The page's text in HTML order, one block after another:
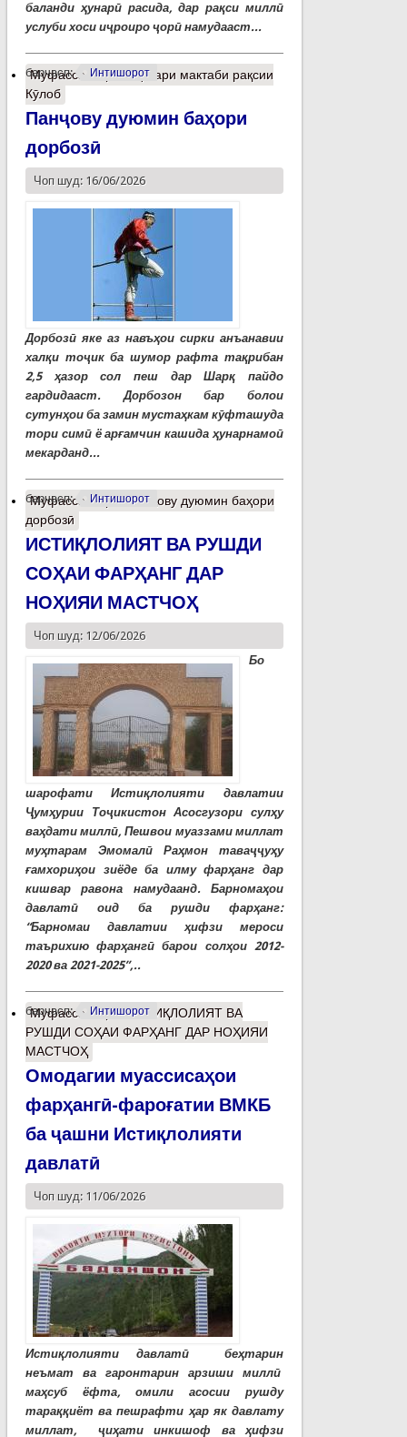
баланди ҳунарӣ расида, дар рақси миллӣ
услуби хоси иҷроиро ҷорӣ намудааст...
барчасп: Интишорот
Муфассалтаро Эҳёгари мактаби рақсии
Кӯлоб
Панҷову дуюмин баҳори
дорбозӣ
Чоп шуд: 16/06/2026
Дорбозӣ яке аз навъҳои сирки анъанавии
халқи тоҷик ба шумор рафта тақрибан
2,5 ҳазор сол пеш дар Шарқ пайдо
гардидааст. Дорбозон бар болои
сутунҳои ба замин мустаҳкам кӯфташуда
тори симӣ ё арғамчин кашида ҳунарнамоӣ
мекарданд...
барчасп: Интишорот
Муфассалтаро Панҷову дуюмин баҳори
дорбозӣ
ИСТИҚЛОЛИЯТ ВА РУШДИ
СОҲАИ ФАРҲАНГ ДАР
НОҲИЯИ МАСТЧОҲ
Чоп шуд: 12/06/2026
Бо
шарофати Истиқлолияти давлатии
Ҷумҳурии Тоҷикистон Асосгузори сулҳу
ваҳдати миллӣ, Пешвои муаззами миллат
муҳтарам Эмомалӣ Раҳмон таваҷҷуҳу
ғамхориҳои зиёде ба илму фарҳанг дар
кишвар равона намудаанд. Барномаҳои
давлатӣ оид ба рушди фарҳанг:
“Барномаи давлатии ҳифзи мероси
таърихию фарҳангӣ барои солҳои 2012-
2020 ва 2021-2025”,..
барчасп: Интишорот
Муфассалтаро ИСТИҚЛОЛИЯТ ВА
РУШДИ СОҲАИ ФАРҲАНГ ДАР НОҲИЯИ
МАСТЧОҲ
Омодагии муассисаҳои
фарҳангӣ-фароғатии ВМКБ
ба ҷашни Истиқлолияти
давлатӣ
Чоп шуд: 11/06/2026
Истиқлолияти давлатӣ беҳтарин
неъмат ва гаронтарин арзиши миллӣ
маҳсуб ёфта, омили асосии рушду
тараққиёт ва пешрафти ҳар як давлату
миллат, ҷиҳати инкишоф ва ҳифзи